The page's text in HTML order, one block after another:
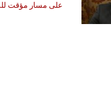
على مسار مؤقت